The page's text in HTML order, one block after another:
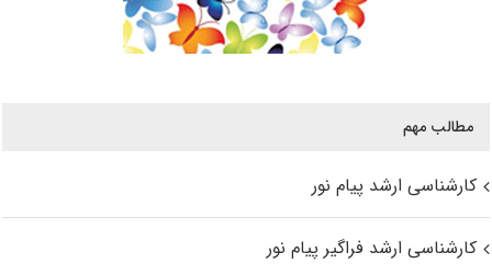
مطالب مهم
کارشناسی ارشد پیام نور
کارشناسی ارشد فراگیر پیام نور